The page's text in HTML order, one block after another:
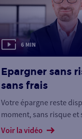
6 MIN
Epargner sans
sans frais
Votre épargne reste
moment, sans risque et
Voir la vidéo